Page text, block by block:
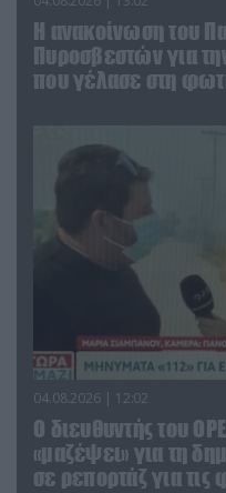
Η ανακοίνωση του
Πυροσβεστών για
που γέλασε στη
04.08.2026 | 12:02
O διευθυντής του
«μαζέψει» για τη
σε ρεπορτάζ για τις